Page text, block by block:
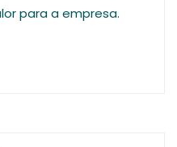
para a empresa.